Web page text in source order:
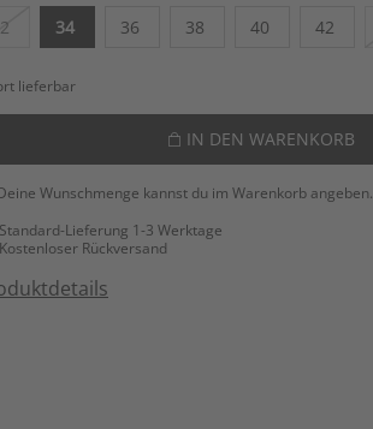
34 36 38 40 42
lieferbar
IN DEN WARENKORB
Wunschmenge kannst du im Warenkorb angeben.
Standard-Lieferung 1-3 Werktage
Kostenloser Rückversand